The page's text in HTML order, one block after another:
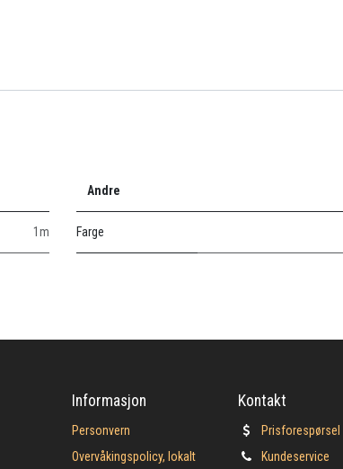
1m
Andre
Farge
Kontakt
Prisforespørsel
Kundeservice
Informasjon
Personvern
Overvåkingspolicy, lokalt